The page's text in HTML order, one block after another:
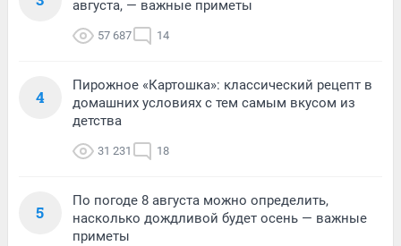
августа, — важные приметы
57 687 14
4
Пирожное «Картошка»: классический рецепт в
домашних условиях с тем самым вкусом из
детства
31 231 18
5
По погоде 8 августа можно определить,
насколько дождливой будет осень — важные
приметы